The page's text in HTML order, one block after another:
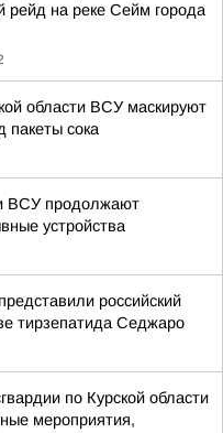
рейд на реке Сейм города
области ВСУ маскируют
пакеты сока
ВСУ продолжают
устройства
российский
тирзепатида Седжаро
по Курской области
мероприятия,